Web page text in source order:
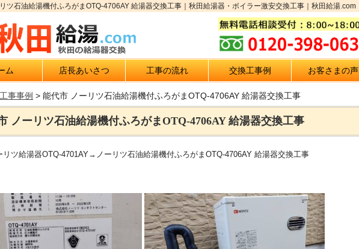
ツ石油給湯機付ふろがまOTQ-4706AY 給湯器交換工事｜秋田給湯器・ボイラー激安交換工事｜秋田給湯.com
ム 店長あいさつ 工事の流れ 交換工事例 お客さまの声
工事事例 > 能代市 ノーリツ石油給湯機付ふろがまOTQ-4706AY 給湯器交換工事
ノーリツ石油給湯機付ふろがまOTQ-4706AY 給湯器交換工事
リツ給湯器OTQ-4701AY→ノーリツ石油給湯機付ふろがまOTQ-4706AY 給湯器交換工事